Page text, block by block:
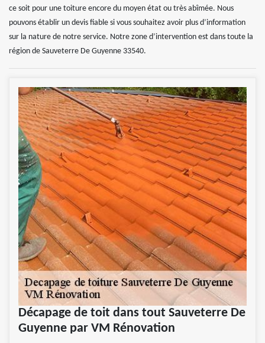
ce soit pour une toiture encore du moyen état ou très abîmée. Nous
pouvons établir un devis fiable si vous souhaitez avoir plus d’information
sur la nature de notre service. Notre zone d’intervention est dans toute la
région de Sauveterre De Guyenne 33540.
Décapage de toit dans tout Sauveterre De
Guyenne par VM Rénovation